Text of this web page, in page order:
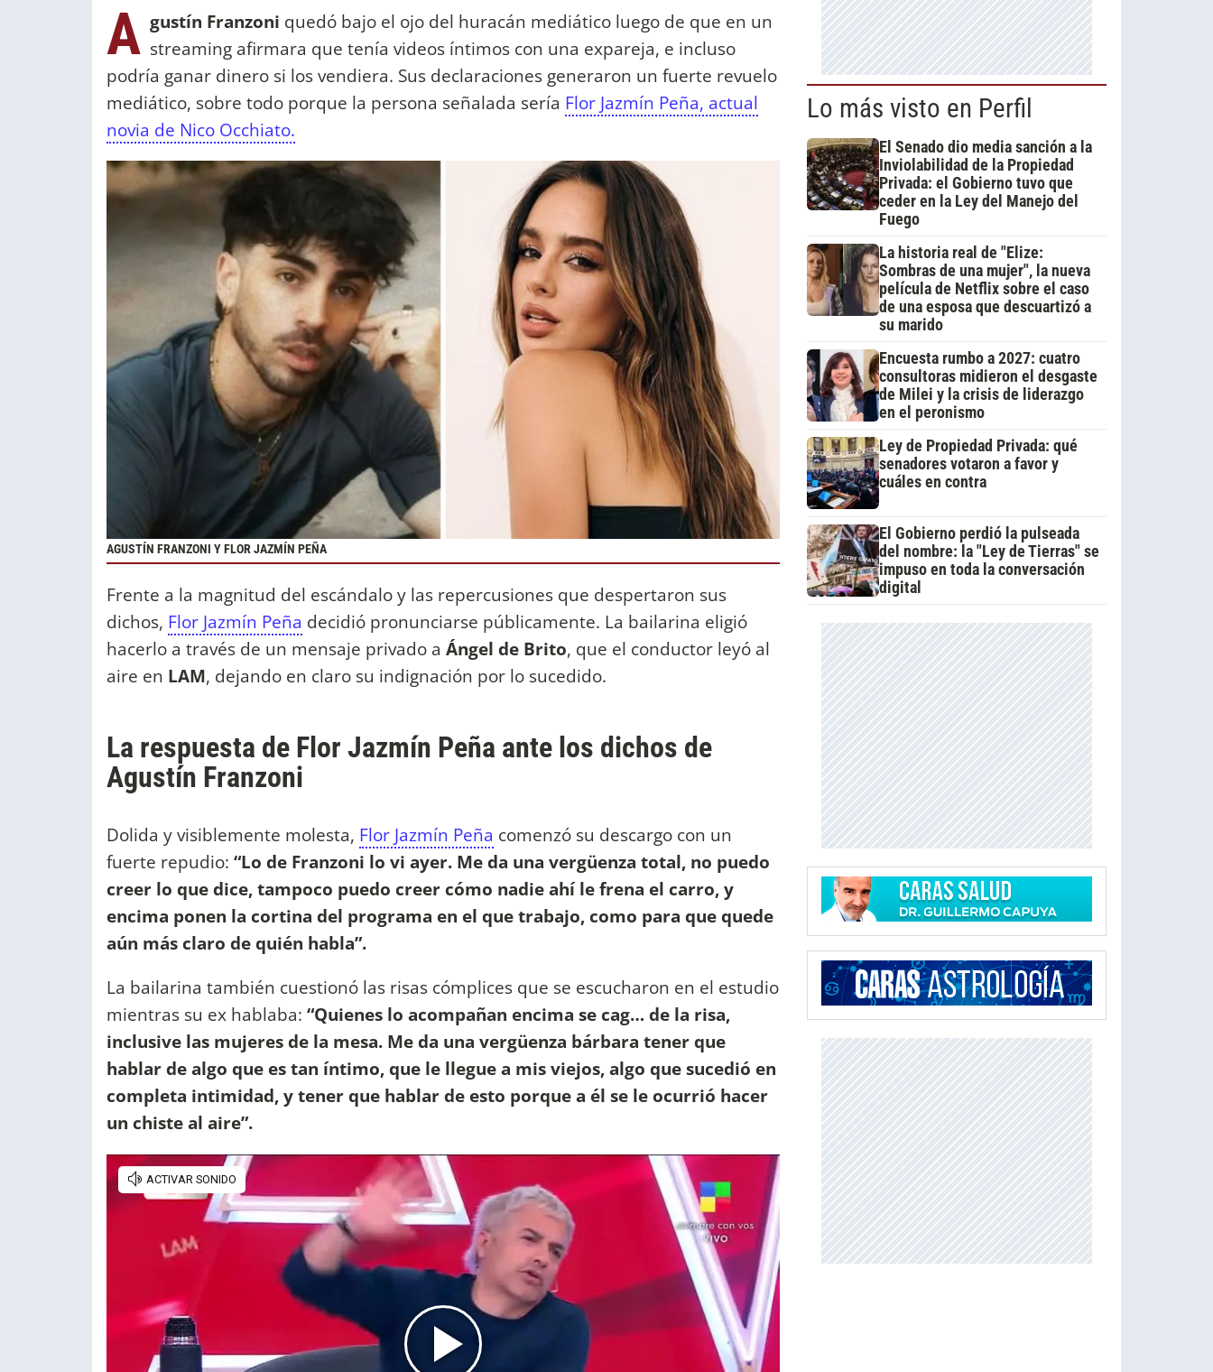
A gustín Franzoni quedó bajo el ojo del huracán mediático luego de que en un
streaming afirmara que tenía videos íntimos con una expareja, e incluso
podría ganar dinero si los vendiera. Sus declaraciones generaron un fuerte revuelo
mediático, sobre todo porque la persona señalada sería Flor Jazmín Peña, actual
novia de Nico Occhiato.
AGUSTÍN FRANZONI Y FLOR JAZMÍN PEÑA
Frente a la magnitud del escándalo y las repercusiones que despertaron sus
dichos, Flor Jazmín Peña decidió pronunciarse públicamente. La bailarina eligió
hacerlo a través de un mensaje privado a Ángel de Brito, que el conductor leyó al
aire en LAM, dejando en claro su indignación por lo sucedido.
La respuesta de Flor Jazmín Peña ante los dichos de
Agustín Franzoni
Dolida y visiblemente molesta, Flor Jazmín Peña comenzó su descargo con un
fuerte repudio: “Lo de Franzoni lo vi ayer. Me da una vergüenza total, no puedo
creer lo que dice, tampoco puedo creer cómo nadie ahí le frena el carro, y
encima ponen la cortina del programa en el que trabajo, como para que quede
aún más claro de quién habla”.
La bailarina también cuestionó las risas cómplices que se escucharon en el estudio
mientras su ex hablaba: “Quienes lo acompañan encima se cag… de la risa,
inclusive las mujeres de la mesa. Me da una vergüenza bárbara tener que
hablar de algo que es tan íntimo, que le llegue a mis viejos, algo que sucedió en
completa intimidad, y tener que hablar de esto porque a él se le ocurrió hacer
un chiste al aire”.
Lo más visto en Perfil
El Senado dio media sanción a la
Inviolabilidad de la Propiedad
Privada: el Gobierno tuvo que
ceder en la Ley del Manejo del
Fuego
La historia real de "Elize:
Sombras de una mujer", la nueva
película de Netflix sobre el caso
de una esposa que descuartizó a
su marido
Encuesta rumbo a 2027: cuatro
consultoras midieron el desgaste
de Milei y la crisis de liderazgo
en el peronismo
Ley de Propiedad Privada: qué
senadores votaron a favor y
cuáles en contra
El Gobierno perdió la pulseada
del nombre: la "Ley de Tierras" se
impuso en toda la conversación
digital